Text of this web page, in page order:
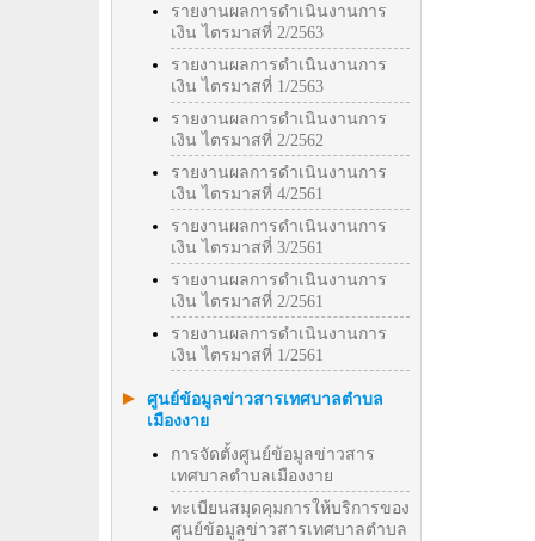
รายงานผลการดำเนินงานการ
เงิน ไตรมาสที่ 2/2563
รายงานผลการดำเนินงานการ
เงิน ไตรมาสที่ 1/2563
รายงานผลการดำเนินงานการ
เงิน ไตรมาสที่ 2/2562
รายงานผลการดำเนินงานการ
เงิน ไตรมาสที่ 4/2561
รายงานผลการดำเนินงานการ
เงิน ไตรมาสที่ 3/2561
รายงานผลการดำเนินงานการ
เงิน ไตรมาสที่ 2/2561
รายงานผลการดำเนินงานการ
เงิน ไตรมาสที่ 1/2561
ศูนย์ข้อมูลข่าวสารเทศบาลตำบล
เมืองงาย
การจัดตั้งศูนย์ข้อมูลข่าวสาร
เทศบาลตำบลเมืองงาย
ทะเบียนสมุดคุมการให้บริการของ
ศูนย์ข้อมูลข่าวสารเทศบาลตำบล